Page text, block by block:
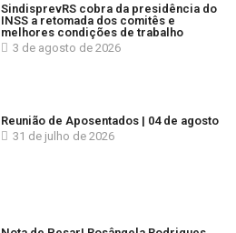
SindisprevRS cobra da presidência do
INSS a retomada dos comitês e
melhores condições de trabalho
3 de agosto de 2026
Reunião de Aposentados | 04 de agosto
31 de julho de 2026